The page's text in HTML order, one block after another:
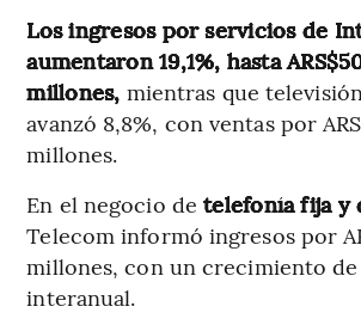
Los ingresos por servicios de
aumentaron 19,1%, hasta
millones, mientras que
avanzó 8,8%, con ventas por
millones.
En el negocio detelefonía fija y
Telecom informó ingresos por
millones, con un crecimiento de
interanual.